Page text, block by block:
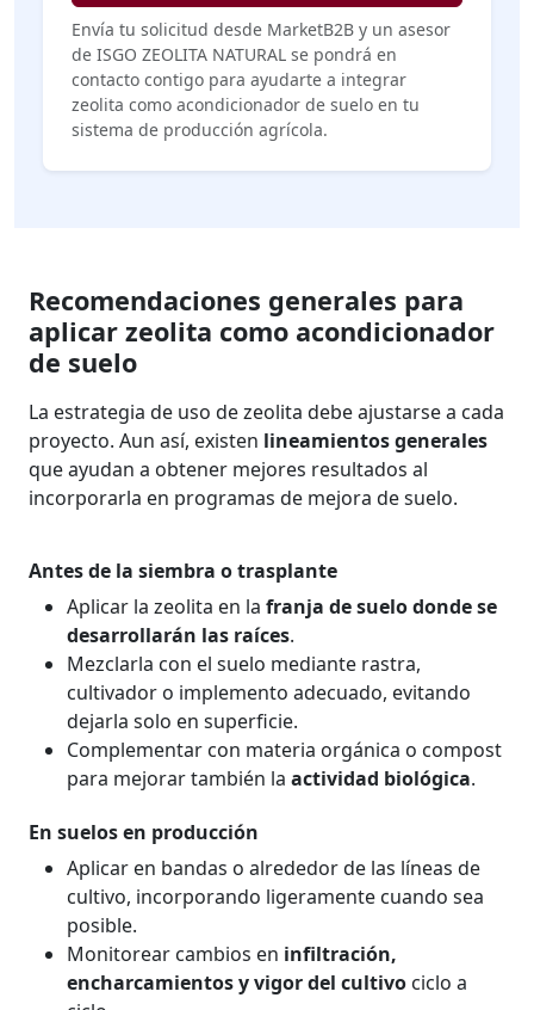
Envía tu solicitud desde MarketB2B y un asesor
de ISGO ZEOLITA NATURAL se pondrá en
contacto contigo para ayudarte a integrar
zeolita como acondicionador de suelo en tu
sistema de producción agrícola.
Recomendaciones generales para
aplicar zeolita como acondicionador
de suelo
La estrategia de uso de zeolita debe ajustarse a cada
proyecto. Aun así, existen lineamientos generales
que ayudan a obtener mejores resultados al
incorporarla en programas de mejora de suelo.
Antes de la siembra o trasplante
Aplicar la zeolita en la franja de suelo donde se
desarrollarán las raíces.
Mezclarla con el suelo mediante rastra,
cultivador o implemento adecuado, evitando
dejarla solo en superficie.
Complementar con materia orgánica o compost
para mejorar también la actividad biológica.
En suelos en producción
Aplicar en bandas o alrededor de las líneas de
cultivo, incorporando ligeramente cuando sea
posible.
Monitorear cambios en infiltración,
encharcamientos y vigor del cultivo ciclo a